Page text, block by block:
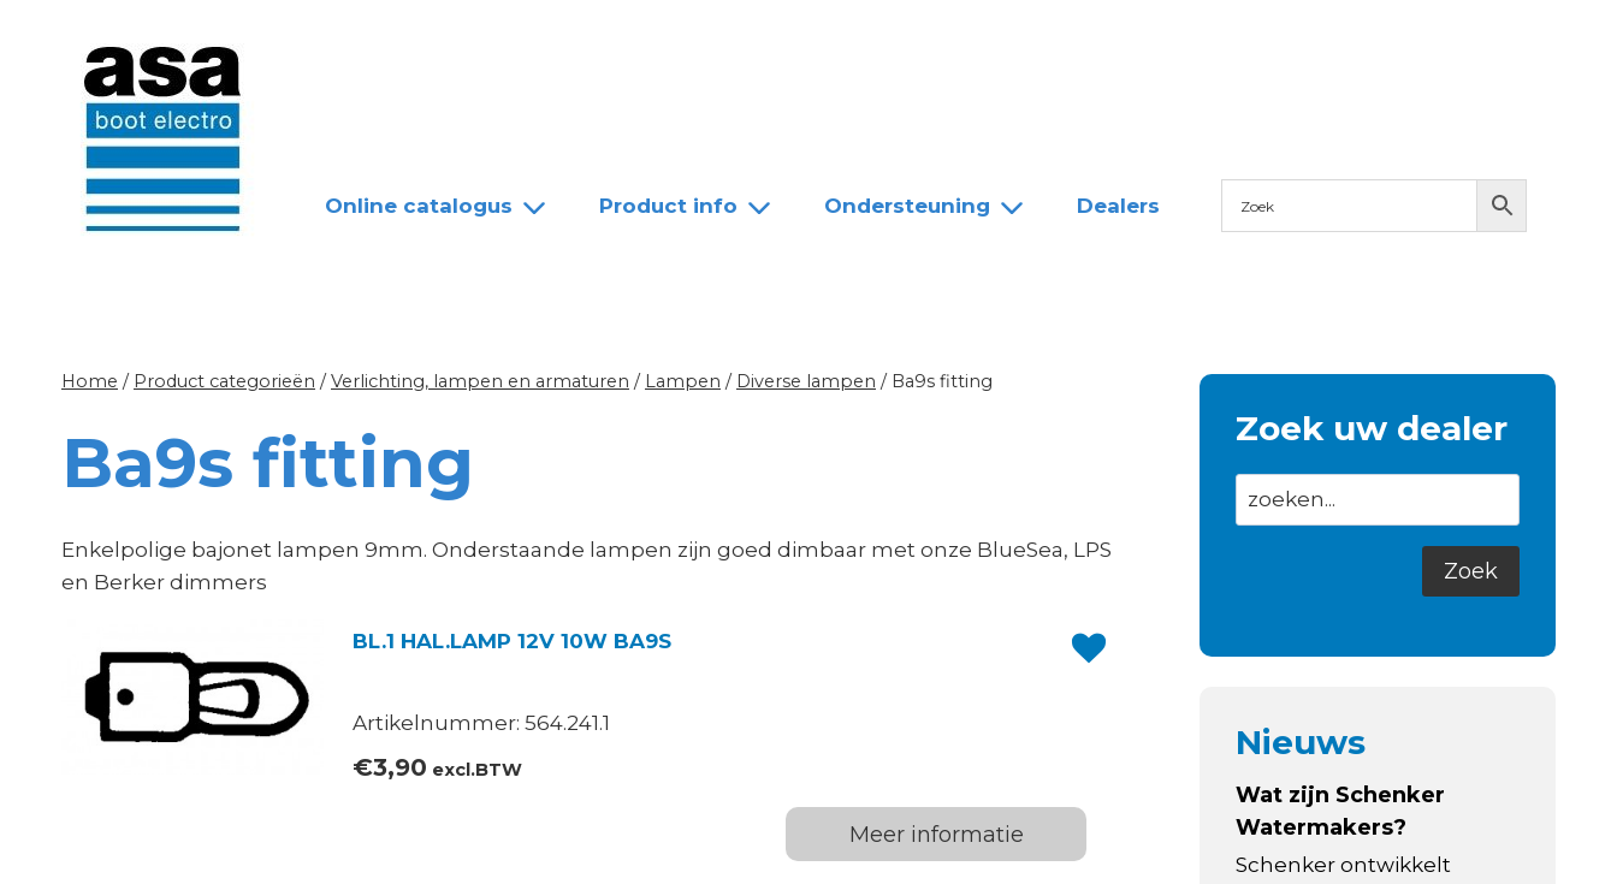
Online catalogus Product info Ondersteuning Dealers
Home / Product categorieën / Verlichting, lampen en armaturen / Lampen / Diverse lampen / Ba9s fitting
Ba9s fitting
Enkelpolige bajonet lampen 9mm. Onderstaande lampen zijn goed dimbaar met onze BlueSea, LPS
en Berker dimmers
BL.1 HAL.LAMP 12V 10W BA9S
Artikelnummer: 564.241.1
€3,90 excl.BTW
Meer informatie
Zoek uw dealer
Nieuws
Wat zijn Schenker
Watermakers?
Schenker ontwikkelt